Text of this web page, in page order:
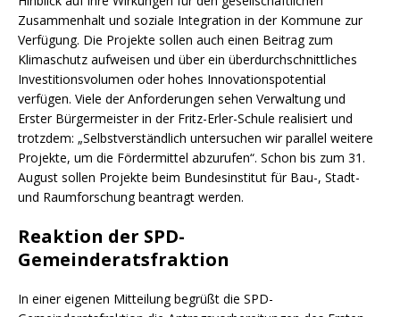
Zusammenhalt und soziale Integration in der Kommune zur
Verfügung. Die Projekte sollen auch einen Beitrag zum
Klimaschutz aufweisen und über ein überdurchschnittliches
Investitionsvolumen oder hohes Innovationspotential
verfügen. Viele der Anforderungen sehen Verwaltung und
Erster Bürgermeister in der Fritz-Erler-Schule realisiert und
trotzdem: „Selbstverständlich untersuchen wir parallel weitere
Projekte, um die Fördermittel abzurufen“. Schon bis zum 31.
August sollen Projekte beim Bundesinstitut für Bau-, Stadt-
und Raumforschung beantragt werden.
Reaktion der SPD-
Gemeinderatsfraktion
In einer eigenen Mitteilung begrüßt die SPD-